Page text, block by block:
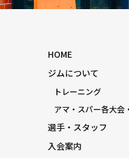
HOME
ジムについて
トレーニング
アマ・スパー各大会
選手・スタッフ
入会案内